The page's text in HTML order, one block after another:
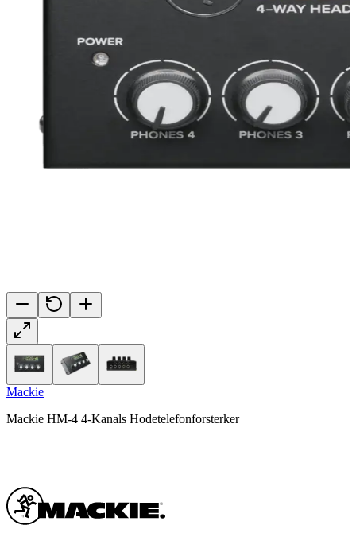
Mackie
Mackie HM-4 4-Kanals Hodetelefonforsterker